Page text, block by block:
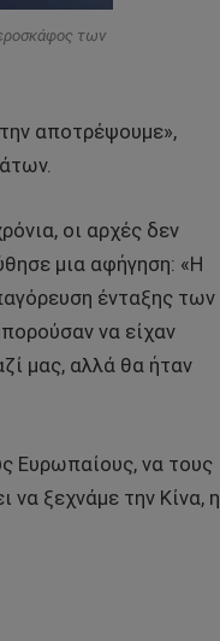
των
αποτρέψουμε»,
οι αρχές δεν
μια αφήγηση: «Η
ένταξης των
να είχαν
μας, αλλά θα ήταν
Ευρωπαίους, να τους
ξεχνάμε την Κίνα, η